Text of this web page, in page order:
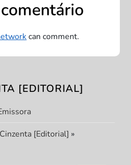
can comment.
[EDITORIAL]
[Editorial] »